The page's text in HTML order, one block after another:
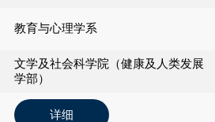
教育与心理学系
文学及社会科学院（健康及人类发展
学部）
详细